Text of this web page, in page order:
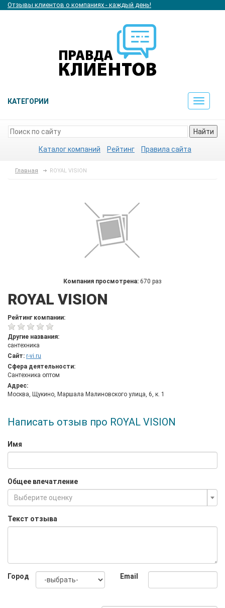
Отзывы клиентов о компаниях - каждый день!
КАТЕГОРИИ
Toggle
Найти
Каталог компаний Рейтинг Правила сайта
Главная ROYAL VISION
Компания просмотрена: 670 раз
ROYAL VISION
Рейтинг компании:
Другие названия:
сантехника
Сайт: r-vi.ru
Сфера деятельности:
Сантехника оптом
Адрес:
Москва, Щукино, Маршала Малиновского улица, 6, к. 1
Написать отзыв про ROYAL VISION
Имя
Общее впечатление
Выберите оценку
Текст отзыва
Город Email